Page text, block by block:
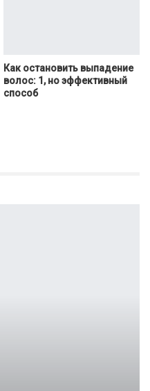
Как остановить выпадение
волос: 1, но эффективный
способ